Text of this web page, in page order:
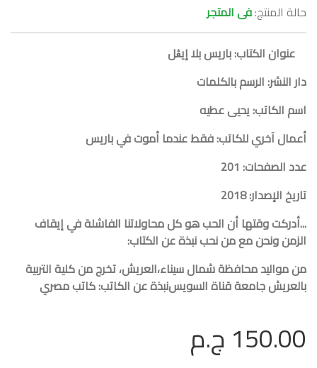
حالة المنتج:فى المتجر
عنوان الكتاب: باريس بلا إيڨل
دار النشر: الرسم بالكلمات
اسم الكاتب: يحيى عطيه
أعمال آخري للكاتب: فقط عندما أموت في باريس
عدد الصفحات: 201
تاريخ الإصدار: 2018
...أدركت وقتها أن الحب هو كل محاولاتنا الفاشلة في إيقاف
الزمن ونحن مع من نحبنبذة عن الكتاب:
من مواليد محافظة شمال سيناء،العريش، تخرج من كلية التربية
بالعريش جامعة قناة السويسنبذة عن الكاتب: كاتب مصري
150.00 ج.م